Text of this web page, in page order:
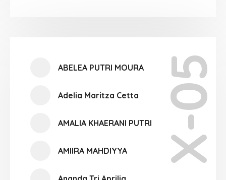
X-05
ABELEA PUTRI MOURA
Adelia Maritza Cetta
AMALIA KHAERANI PUTRI
AMIIRA MAHDIYYA